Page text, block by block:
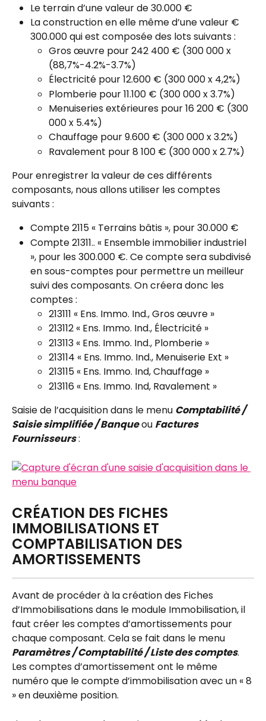
Le terrain d’une valeur de 30.000 €
La construction en elle même d’une valeur €
300.000 qui est composée des lots suivants :
Gros œuvre pour 242 400 € (300 000 x
(88,7%-4.2%-3.7%)
Électricité pour 12.600 € (300 000 x 4,2%)
Plomberie pour 11.100 € (300 000 x 3.7%)
Menuiseries extérieures pour 16 200 € (300
000 x 5.4%)
Chauffage pour 9.600 € (300 000 x 3.2%)
Ravalement pour 8 100 € (300 000 x 2.7%)
Pour enregistrer la valeur de ces différents
composants, nous allons utiliser les comptes
suivants :
Compte 2115 « Terrains bâtis », pour 30.000 €
Compte 21311.. « Ensemble immobilier industriel
», pour les 300.000 €. Ce compte sera subdivisé
en sous-comptes pour permettre un meilleur
suivi des composants. On créera donc les
comptes :
213111 « Ens. Immo. Ind., Gros œuvre »
213112 « Ens. Immo. Ind., Électricité »
213113 « Ens. Immo. Ind., Plomberie »
213114 « Ens. Immo. Ind., Menuiserie Ext »
213115 « Ens. Immo. Ind, Chauffage »
213116 « Ens. Immo. Ind, Ravalement »
Saisie de l’acquisition dans le menu Comptabilité /
Saisie simplifiée / Banque ou Factures
Fournisseurs :
CRÉATION DES FICHES
IMMOBILISATIONS ET
COMPTABILISATION DES
AMORTISSEMENTS
Avant de procéder à la création des Fiches
d’Immobilisations dans le module Immobilisation, il
faut créer les comptes d’amortissements pour
chaque composant. Cela se fait dans le menu
Paramètres / Comptabilité / Liste des comptes.
Les comptes d’amortissement ont le même
numéro que le compte d’immobilisation avec un « 8
» en deuxième position.